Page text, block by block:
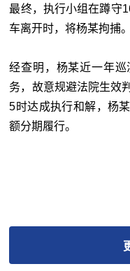
最终，执行小组在蹲守
车离开时，将杨某拘捕。
经查明，杨某近一年
务，故意规避法院生效
5时达成执行和解，杨
额分期履行。